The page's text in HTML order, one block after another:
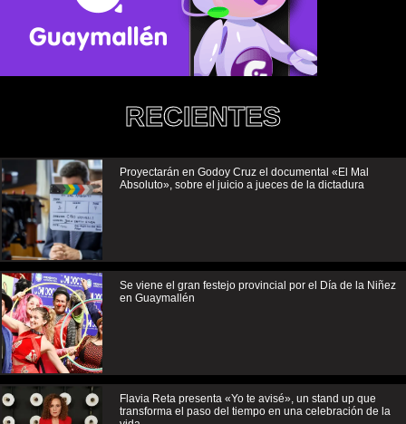
RECIENTES
Proyectarán en Godoy Cruz el documental «El Mal
Absoluto», sobre el juicio a jueces de la dictadura
Se viene el gran festejo provincial por el Día de la Niñez
en Guaymallén
Flavia Reta presenta «Yo te avisé», un stand up que
transforma el paso del tiempo en una celebración de la